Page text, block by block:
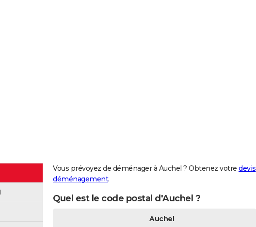
Vous prévoyez de déménager à Auchel ? Obtenez votre devis
déménagement.
Quel est le code postal d'Auchel ?
Auchel